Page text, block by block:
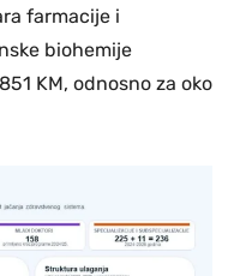
farmacije i
biohemije
KM, odnosno za oko